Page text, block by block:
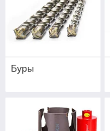
Буры